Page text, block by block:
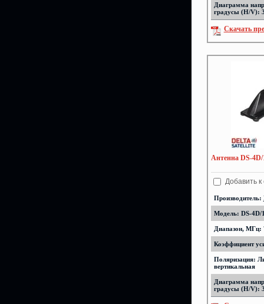
Диаграмма
градусы (H/V):
Скачать
Антенна DS-
Добавить
Производитель:
Модель: DS-4D/
Диапазон, МГц:
Коэффициент
Поляризация:
вертикальная
Диаграмма
градусы (H/V):